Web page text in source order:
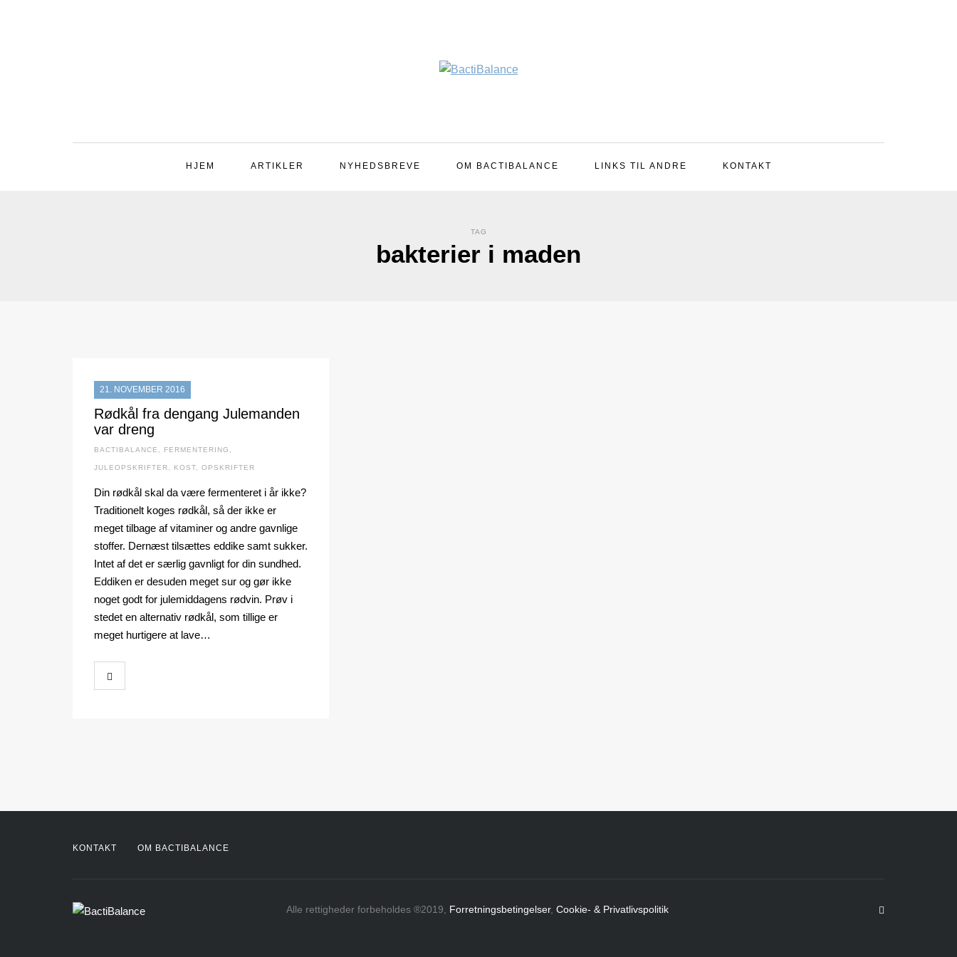
HJEM ARTIKLER NYHEDSBREVE OM BACTIBALANCE LINKS TIL ANDRE KONTAKT
TAG
bakterier i maden
21. NOVEMBER 2016
Rødkål fra dengang Julemanden
var dreng
BACTIBALANCE FERMENTERING
JULEOPSKRIFTER KOST OPSKRIFTER
Din rødkål skal da være fermenteret i år ikke?
Traditionelt koges rødkål, så der ikke er
meget tilbage af vitaminer og andre gavnlige
stoffer. Dernæst tilsættes eddike samt sukker.
Intet af det er særlig gavnligt for din sundhed.
Eddiken er desuden meget sur og gør ikke
noget godt for julemiddagens rødvin. Prøv i
stedet en alternativ rødkål, som tillige er
meget hurtigere at lave…
KONTAKT OM BACTIBALANCE
Alle rettigheder forbeholdes ®2019, Forretningsbetingelser, Cookie- & Privatlivspolitik